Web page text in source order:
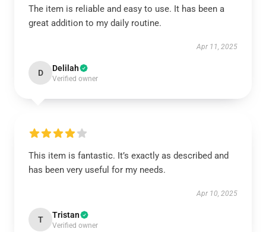
The item is reliable and easy to use. It has been a
great addition to my daily routine.
Apr 11, 2025
D Delilah
Verified owner
This item is fantastic. It’s exactly as described and
has been very useful for my needs.
Apr 10, 2025
T Tristan
Verified owner